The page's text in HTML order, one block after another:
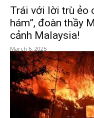
Trái với lời trù ẻo
hám”, đoàn thầy
cảnh Malaysia!
March 6, 2025